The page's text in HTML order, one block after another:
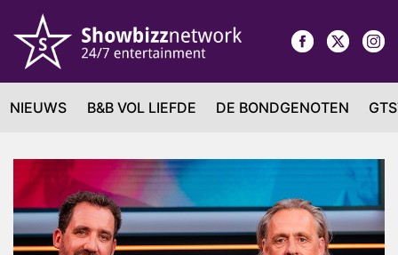
NIEUWS B&B VOL LIEFDE DE BONDGENOTEN